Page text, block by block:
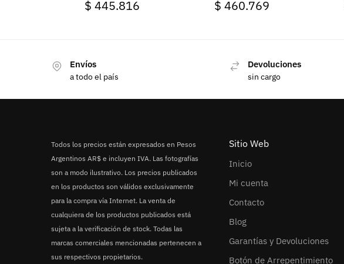
$ 445.816 $ 460.769
Envíos
a todo el país
Devoluciones
sin cargo
Todos los precios están expresados en Pesos
Argentinos AR$ e incluyen IVA. Las fotografías
son a modo ilustrativo. Los precios publicados
en los productos son válidos exclusivamente
para la compra vía Internet. La venta de
cualquiera de los productos publicados está
sujeta a la verificación de stock. Todas las
marcas comerciales mencionadas pertenecen a
sus respectivos propietarios.
Sitio Web
Inicio
Mi cuenta
Contacto
Blog
Garantías y Devoluciones
Botón de Arrepentimiento